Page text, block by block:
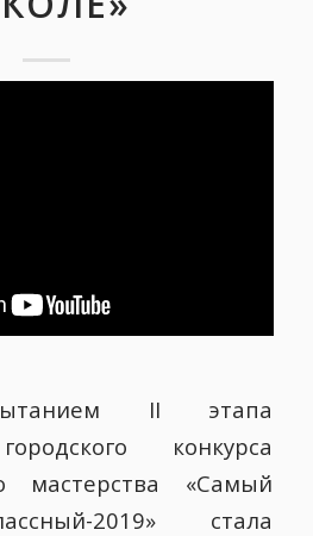
II этапа
конкурса
мастерства «Самый
2019» стала